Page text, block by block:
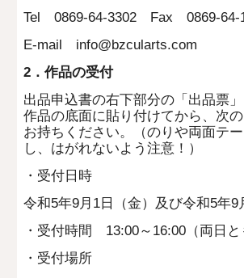
Tel 0869-64-3302 Fax 0869-
E-mail info@bzcularts.com
2．作品の受付
出品申込書の右下部分の「出品票」
作品の底面に貼り付けてから、次
お持ちください。（のりや両面テ
し、はがれないよう注意！）
・受付日時
令和5年9月1日（金）及び令和5年9
・受付時間 13:00～16:00（両日と
・受付場所